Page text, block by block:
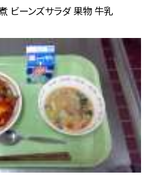
ビーンズサラダ 果物 牛乳